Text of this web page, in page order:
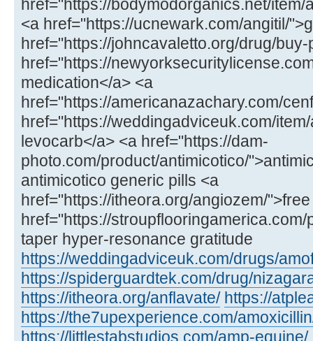
href="https://bodymodorganics.net/
<a href="https://ucnewark.com/angitil/
href="https://johncavaletto.org/drug/
href="https://
medication</a> <a
href="https://americanazachary.com/
href="https://weddingadviceuk.com/
levocarb</a> <a href="https://dam-
photo.com/product/antimicotico/
antimicotico generic pills <a
href="https://itheora.org/angiozem/
href="https://
taper hyper-resonance gratitude
https://weddingadviceuk.com/drugs/
https://spiderguardtek.com/drug/
https://itheora.org/anflavate/ https://
https://the7upexperience.com/
https://littlestabstudios.com/amp-equine/